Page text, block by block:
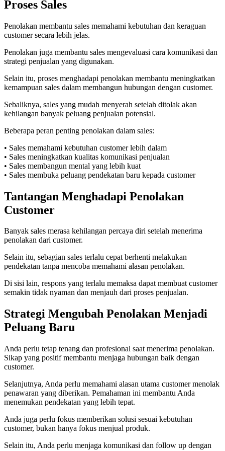
Proses Sales
Penolakan membantu sales memahami kebutuhan dan keraguan
customer secara lebih jelas.
Penolakan juga membantu sales mengevaluasi cara komunikasi dan
strategi penjualan yang digunakan.
Selain itu, proses menghadapi penolakan membantu meningkatkan
kemampuan sales dalam membangun hubungan dengan customer.
Sebaliknya, sales yang mudah menyerah setelah ditolak akan
kehilangan banyak peluang penjualan potensial.
Beberapa peran penting penolakan dalam sales:
• Sales memahami kebutuhan customer lebih dalam
• Sales meningkatkan kualitas komunikasi penjualan
• Sales membangun mental yang lebih kuat
• Sales membuka peluang pendekatan baru kepada customer
Tantangan Menghadapi Penolakan
Customer
Banyak sales merasa kehilangan percaya diri setelah menerima
penolakan dari customer.
Selain itu, sebagian sales terlalu cepat berhenti melakukan
pendekatan tanpa mencoba memahami alasan penolakan.
Di sisi lain, respons yang terlalu memaksa dapat membuat customer
semakin tidak nyaman dan menjauh dari proses penjualan.
Strategi Mengubah Penolakan Menjadi
Peluang Baru
Anda perlu tetap tenang dan profesional saat menerima penolakan.
Sikap yang positif membantu menjaga hubungan baik dengan
customer.
Selanjutnya, Anda perlu memahami alasan utama customer menolak
penawaran yang diberikan. Pemahaman ini membantu Anda
menemukan pendekatan yang lebih tepat.
Anda juga perlu fokus memberikan solusi sesuai kebutuhan
customer, bukan hanya fokus menjual produk.
Selain itu, Anda perlu menjaga komunikasi dan follow up dengan